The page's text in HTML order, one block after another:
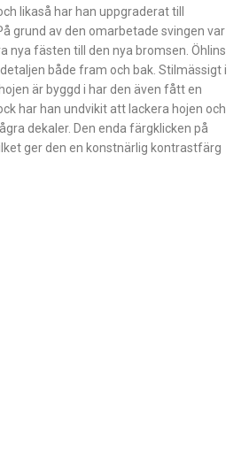
likaså har han uppgraderat till
grund av den omarbetade svingen var
nya fästen till den nya bromsen. Öhlins
både fram och bak. Stilmässigt i
är byggd i har den även fått en
har han undvikit att lackera hojen och
dekaler. Den enda färgklicken på
ger den en konstnärlig kontrastfärg